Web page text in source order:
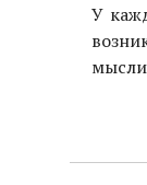
У
это
веб-